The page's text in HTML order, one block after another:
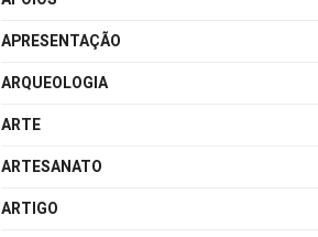
APRESENTAÇÃO
ARQUEOLOGIA
ARTE
ARTESANATO
ARTIGO